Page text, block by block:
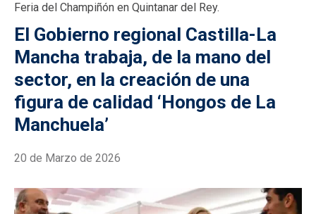
Feria del Champiñón en Quintanar del Rey.
El Gobierno regional Castilla-La
Mancha trabaja, de la mano del
sector, en la creación de una
figura de calidad ‘Hongos de La
Manchuela’
20 de Marzo de 2026